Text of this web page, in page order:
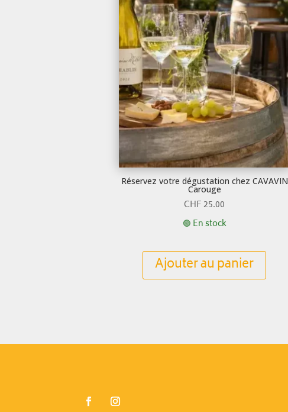
Réservez votre dégustation chez CAVAVIN
Carouge
CHF25.00
🟢 En stock
Ajouter au panier